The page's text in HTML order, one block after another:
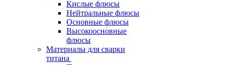
Кислые флюсы
Нейтральные флюсы
Основные флюсы
Высокоосновные
флюсы
Материалы для сварки
титана